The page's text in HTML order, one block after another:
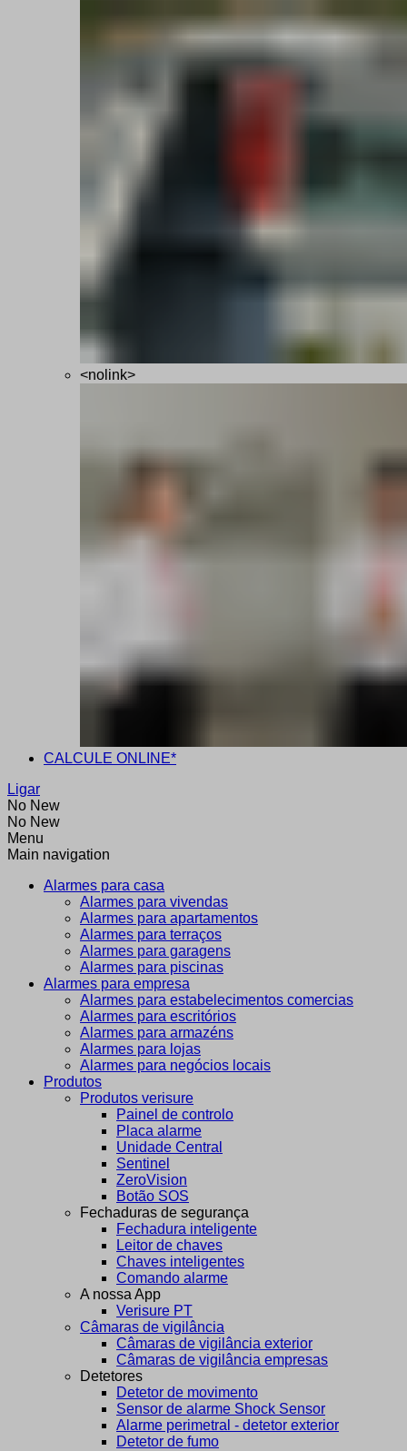
<nolink>
CALCULE ONLINE*
Ligar
No New
No New
Menu
Main navigation
Alarmes para casa
Alarmes para vivendas
Alarmes para apartamentos
Alarmes para terraços
Alarmes para garagens
Alarmes para piscinas
Alarmes para empresa
Alarmes para estabelecimentos comercias
Alarmes para escritórios
Alarmes para armazéns
Alarmes para lojas
Alarmes para negócios locais
Produtos
Produtos verisure
Painel de controlo
Placa alarme
Unidade Central
Sentinel
ZeroVision
Botão SOS
Fechaduras de segurança
Fechadura inteligente
Leitor de chaves
Chaves inteligentes
Comando alarme
A nossa App
Verisure PT
Câmaras de vigilância
Câmaras de vigilância exterior
Câmaras de vigilância empresas
Detetores
Detetor de movimento
Sensor de alarme Shock Sensor
Alarme perimetral - detetor exterior
Detetor de fumo